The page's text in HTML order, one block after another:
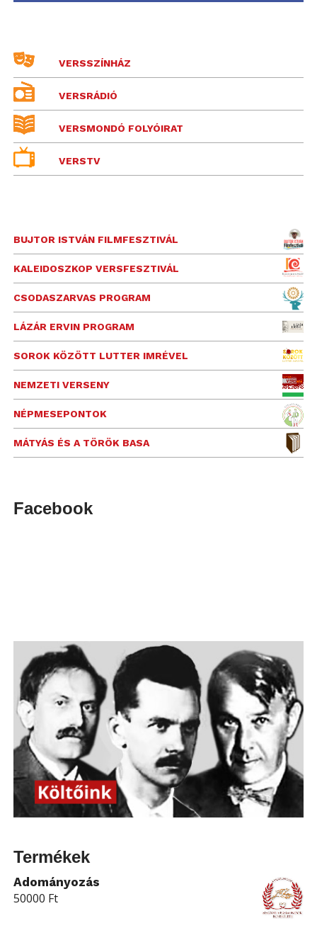
VERSSZÍNHÁZ
VERSRÁDIÓ
VERSMONDÓ FOLYÓIRAT
VERSTV
BUJTOR ISTVÁN FILMFESZTIVÁL
KALEIDOSZKOP VERSFESZTIVÁL
CSODASZARVAS PROGRAM
LÁZÁR ERVIN PROGRAM
SOROK KÖZÖTT LUTTER IMRÉVEL
NEMZETI VERSENY
NÉPMESEPONTOK
MÁTYÁS ÉS A TÖRÖK BASA
Facebook
Termékek
Adományozás
50000 Ft